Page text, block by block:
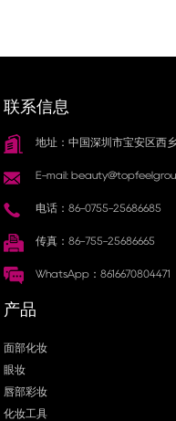
联系信息
地址：中国深圳市宝安区西
E-mail:
电话：86-0755-25686685
传真：86-755-25686665
WhatsApp：8616670804471
产品
面部化妆
眼妆
唇部彩妆
化妆工具